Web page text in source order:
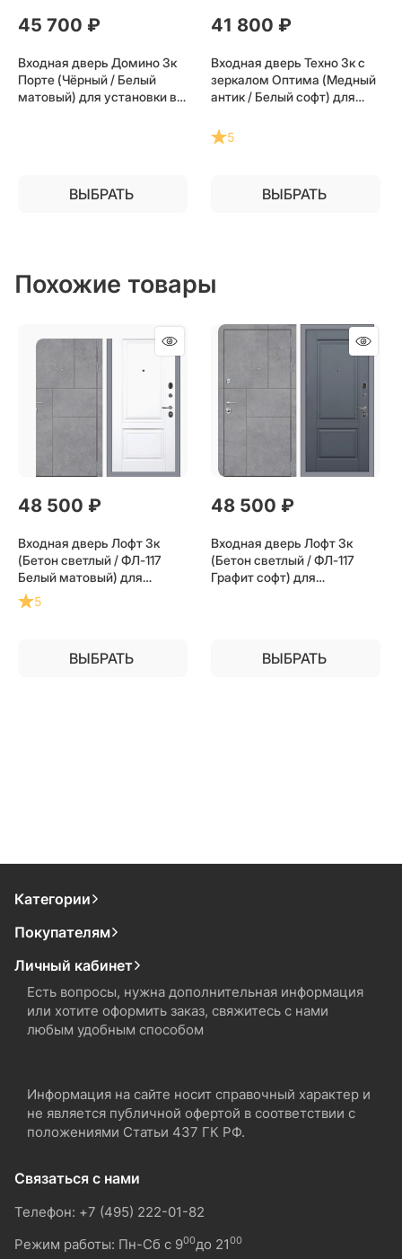
45 700 ₽
Входная дверь Домино 3к
Порте (Чёрный / Белый
матовый) для установки в
ВЫБРАТЬ
41 800 ₽
Входная дверь Техно 3к с
зеркалом Оптима (Медный
антик / Белый софт) для
5
ВЫБРАТЬ
Похожие товары
48 500 ₽
Входная дверь Лофт 3к
(Бетон светлый / ФЛ-117
Белый матовый) для
установки в квартиру
5
ВЫБРАТЬ
48 500 ₽
Входная дверь Лофт 3к
(Бетон светлый / ФЛ-117
Графит софт) для
ВЫБРАТЬ
Категории
Покупателям
Личный кабинет
Есть вопросы, нужна дополнительная информация
или хотите оформить заказ, свяжитесь с нами
любым удобным способом
Информация на сайте носит справочный характер и
не является публичной офертой в соответствии с
положениями Статьи 437 ГК РФ.
Связаться с нами
Телефон: +7 (495) 222-01-82
Режим работы: Пн-Сб с 900до 2100